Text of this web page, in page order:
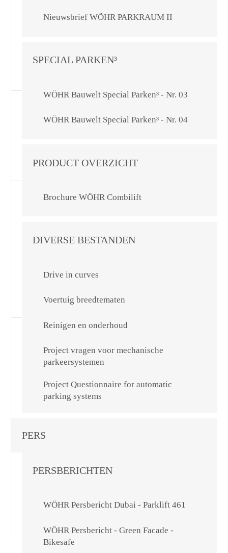
Nieuwsbrief WÖHR PARKRAUM II
SPECIAL PARKEN³
WÖHR Bauwelt Special Parken³ - Nr. 03
WÖHR Bauwelt Special Parken³ - Nr. 04
PRODUCT OVERZICHT
Brochure WÖHR Combilift
DIVERSE BESTANDEN
Drive in curves
Voertuig breedtematen
Reinigen en onderhoud
Project vragen voor mechanische
parkeersystemen
Project Questionnaire for automatic
parking systems
PERS
PERSBERICHTEN
WÖHR Persbericht Dubai - Parklift 461
WÖHR Persbericht - Green Facade -
Bikesafe